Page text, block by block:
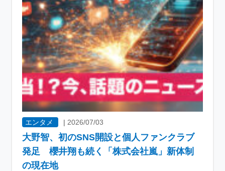
エンタメ | 2026/07/03
大野智、初のSNS開設と個人ファンクラブ
発足 櫻井翔も続く「株式会社嵐」新体制
の現在地